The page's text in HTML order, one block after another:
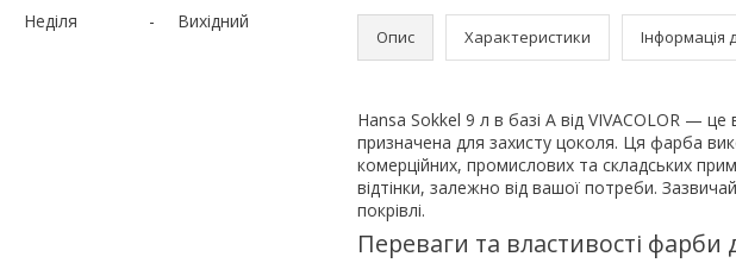
Неділя
Вихідний
Опис Характеристики Інформація
Hansa Sokkel 9 л в базі A від VIVACOLOR —
призначена для захисту цоколя. Ця фарба
комерційних, промислових та складських
відтінки, залежно від вашої потреби.
покрівлі.
Переваги та властивості